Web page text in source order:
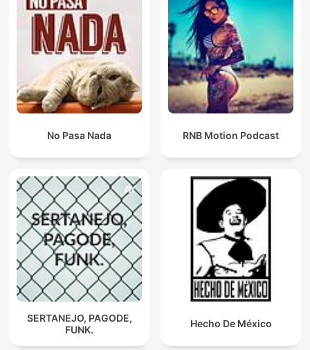
No Pasa Nada RNB Motion Podcast
SERTANEJO, PAGODE,
FUNK.
Hecho De México